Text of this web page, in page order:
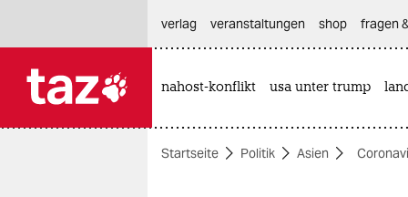
themen
verlag
veranstaltungen shop fragen
nahost-konflikt usa unter trump
Startseite Politik Asien